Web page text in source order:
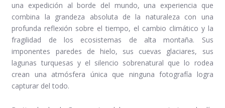
una expedición al borde del mundo, una experiencia que
combina la grandeza absoluta de la naturaleza con una
profunda reflexión sobre el tiempo, el cambio climático y la
fragilidad de los ecosistemas de alta montaña. Sus
imponentes paredes de hielo, sus cuevas glaciares, sus
lagunas turquesas y el silencio sobrenatural que lo rodea
crean una atmósfera única que ninguna fotografía logra
capturar del todo.